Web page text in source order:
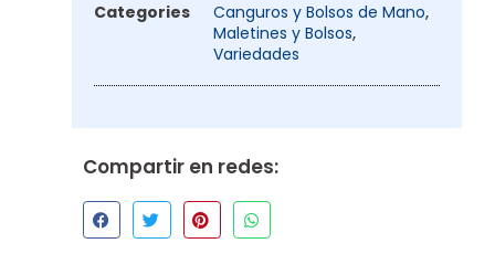
Categories
Canguros y Bolsos de Mano,
Maletines y Bolsos,
Variedades
Compartir en redes: